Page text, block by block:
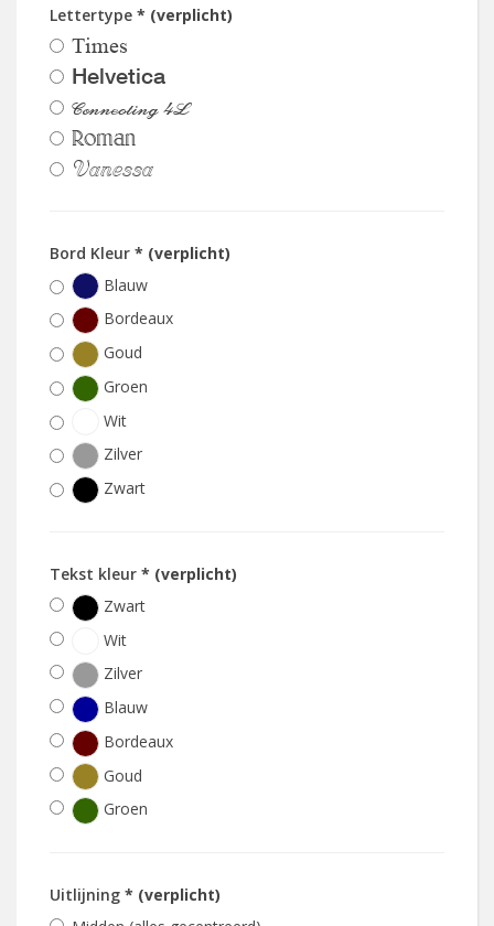
Lettertype * (verplicht)
Times
Helvetica
Connecting 4L
Roman
Vanessa
Bord Kleur * (verplicht)
Blauw
Bordeaux
Goud
Groen
Wit
Zilver
Zwart
Tekst kleur * (verplicht)
Zwart
Wit
Zilver
Blauw
Bordeaux
Goud
Groen
Uitlijning * (verplicht)